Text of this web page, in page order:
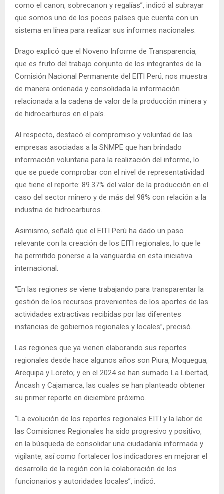
como el canon, sobrecanon y regalías”, indicó al subrayar
que somos uno de los pocos países que cuenta con un
sistema en línea para realizar sus informes nacionales.
Drago explicó que el Noveno Informe de Transparencia,
que es fruto del trabajo conjunto de los integrantes de la
Comisión Nacional Permanente del EITI Perú, nos muestra
de manera ordenada y consolidada la información
relacionada a la cadena de valor de la producción minera y
de hidrocarburos en el país.
Al respecto, destacó el compromiso y voluntad de las
empresas asociadas a la SNMPE que han brindado
información voluntaria para la realización del informe, lo
que se puede comprobar con el nivel de representatividad
que tiene el reporte: 89.37% del valor de la producción en el
caso del sector minero y de más del 98% con relación a la
industria de hidrocarburos.
Asimismo, señaló que el EITI Perú ha dado un paso
relevante con la creación de los EITI regionales, lo que le
ha permitido ponerse a la vanguardia en esta iniciativa
internacional.
“En las regiones se viene trabajando para transparentar la
gestión de los recursos provenientes de los aportes de las
actividades extractivas recibidas por las diferentes
instancias de gobiernos regionales y locales”, precisó.
Las regiones que ya vienen elaborando sus reportes
regionales desde hace algunos años son Piura, Moquegua,
Arequipa y Loreto; y en el 2024 se han sumado La Libertad,
Áncash y Cajamarca, las cuales se han planteado obtener
su primer reporte en diciembre próximo.
“La evolución de los reportes regionales EITI y la labor de
las Comisiones Regionales ha sido progresivo y positivo,
en la búsqueda de consolidar una ciudadanía informada y
vigilante, así como fortalecer los indicadores en mejorar el
desarrollo de la región con la colaboración de los
funcionarios y autoridades locales”, indicó.